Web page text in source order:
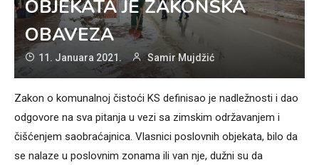
OBJEKATA JE ZAKONSKA
OBAVEZA
11. Januara 2021. Samir Mujdžić
Zakon o komunalnoj čistoći KS definisao je nadležnosti i dao
odgovore na sva pitanja u vezi sa zimskim održavanjem i
čišćenjem saobraćajnica. Vlasnici poslovnih objekata, bilo da
se nalaze u poslovnim zonama ili van nje, dužni su da